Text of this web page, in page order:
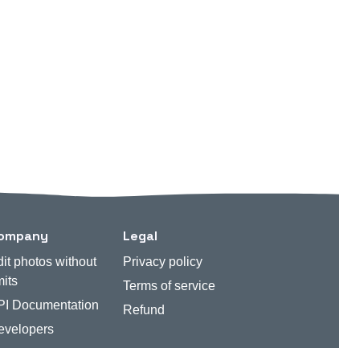
photos without
Documentation
Legal
Privacy policy
Terms of service
Refund